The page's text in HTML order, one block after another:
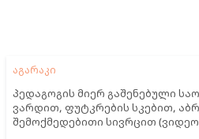
აგარაკი
პედაგოგის მიერ გაშენებული
ვარდით, ფუტკრების სკებით,
შემოქმედებითი სივრცით